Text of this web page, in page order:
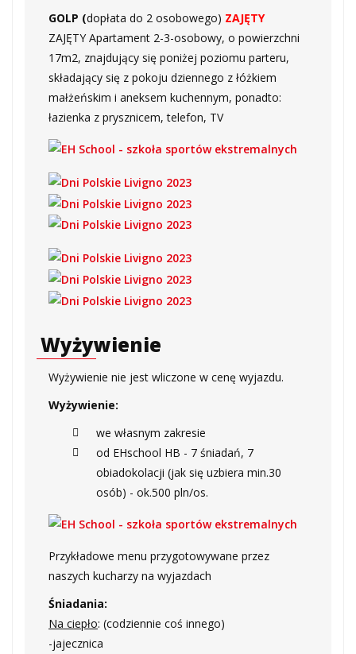
GOLP (dopłata do 2 osobowego) ZAJĘTY
ZAJĘTY Apartament 2-3-osobowy, o powierzchni
17m2, znajdujący się poniżej poziomu parteru,
składający się z pokoju dziennego z łóżkiem
małżeńskim i aneksem kuchennym, ponadto:
łazienka z prysznicem, telefon, TV
Wyżywienie
Wyżywienie nie jest wliczone w cenę wyjazdu.
Wyżywienie:
we własnym zakresie
od EHschool HB - 7 śniadań, 7
obiadokolacji (jak się uzbiera min.30
osób) - ok.500 pln/os.
Przykładowe menu przygotowywane przez
naszych kucharzy na wyjazdach
Śniadania:
Na ciepło: (codziennie coś innego)
-jajecznica